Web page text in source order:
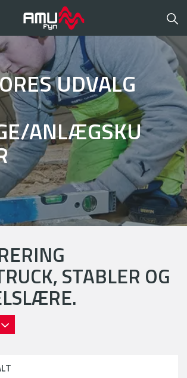
UDVALG
ANLÆGSKU
STABLER OG